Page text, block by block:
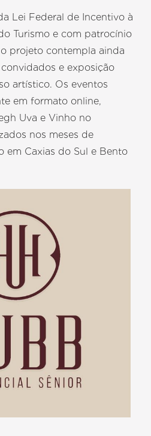
Lei Federal de Incentivo à
Turismo e com patrocínio
projeto contempla ainda
e exposição
artístico. Os eventos
em formato online,
Uva e Vinho no
nos meses de
em Caxias do Sul e Bento